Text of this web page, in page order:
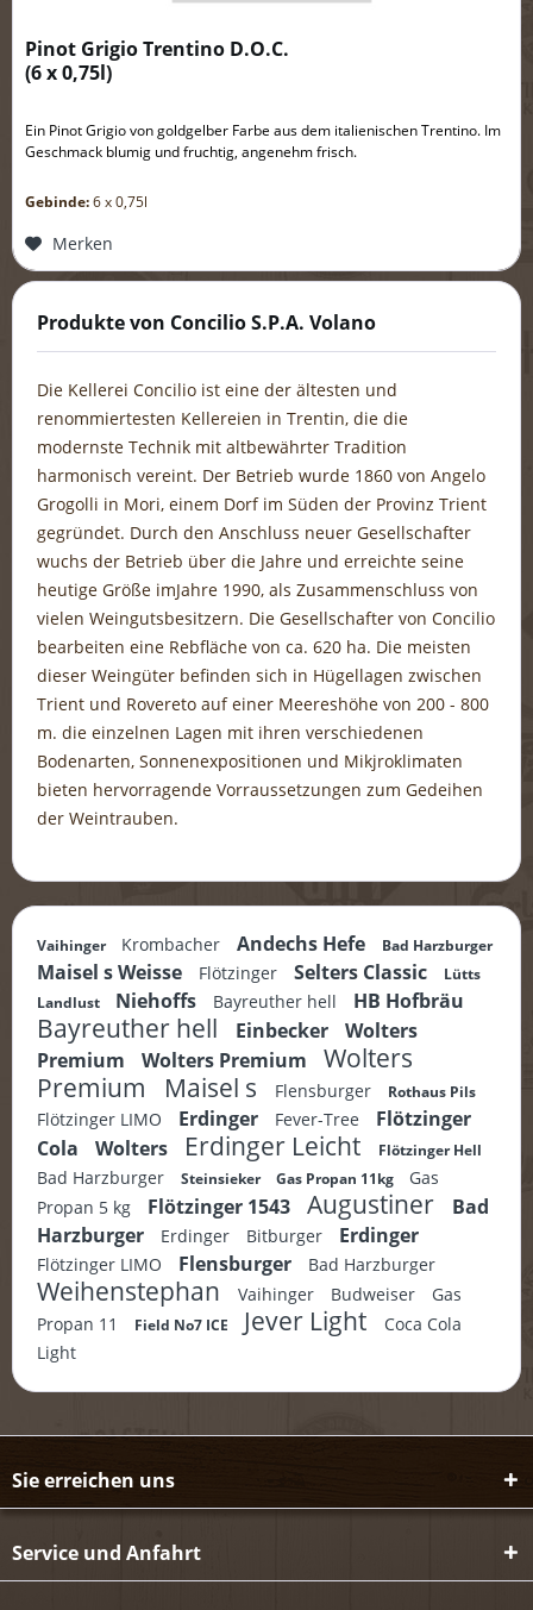
Pinot Grigio Trentino D.O.C.
(6 x 0,75l)
Ein Pinot Grigio von goldgelber Farbe aus dem italienischen Trentino. Im
Geschmack blumig und fruchtig, angenehm frisch.
Gebinde:6 x 0,75l
Merken
Produkte von Concilio S.P.A. Volano
Die Kellerei Concilio ist eine der ältesten und
renommiertesten Kellereien in Trentin, die die
modernste Technik mit altbewährter Tradition
harmonisch vereint. Der Betrieb wurde 1860 von Angelo
Grogolli in Mori, einem Dorf im Süden der Provinz Trient
gegründet. Durch den Anschluss neuer Gesellschafter
wuchs der Betrieb über die Jahre und erreichte seine
heutige Größe imJahre 1990, als Zusammenschluss von
vielen Weingutsbesitzern. Die Gesellschafter von Concilio
bearbeiten eine Rebfläche von ca. 620 ha. Die meisten
dieser Weingüter befinden sich in Hügellagen zwischen
Trient und Rovereto auf einer Meereshöhe von 200 - 800
m. die einzelnen Lagen mit ihren verschiedenen
Bodenarten, Sonnenexpositionen und Mikjroklimaten
bieten hervorragende Vorraussetzungen zum Gedeihen
der Weintrauben.
Vaihinger Krombacher Andechs Hefe Bad Harzburger
Maisel s Weisse Flötzinger Selters Classic
Lütts
Landlust
Niehoffs Bayreuther hell HB Hofbräu
Bayreuther hell Einbecker
Wolters
Premium
Wolters Premium
Wolters
Premium
Maisel s Flensburger Rothaus Pils
Flötzinger LIMO Erdinger Fever-Tree
Flötzinger
Cola
Wolters Erdinger Leicht Flötzinger Hell
Bad Harzburger Steinsieker Gas Propan 11kg
Gas
Propan 5 kg
Flötzinger 1543 Augustiner
Bad
Harzburger
Erdinger Bitburger Erdinger
Flötzinger LIMO Flensburger Bad Harzburger
Weihenstephan Vaihinger Budweiser
Gas
Propan 11
Field No7 ICE Jever Light
Coca Cola
Light
Sie erreichen uns
Service und Anfahrt